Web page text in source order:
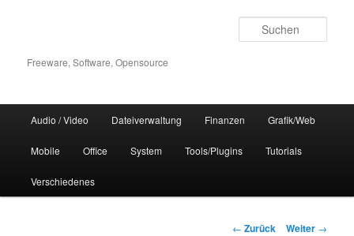
Freeware, Software, Opensource
Audio / Video Dateiverwaltung Finanzen Grafik/Web
Mobile Office System Tools/Plugins Tutorials
Verschiedenes
Beitrags-
← Zurück Weiter →